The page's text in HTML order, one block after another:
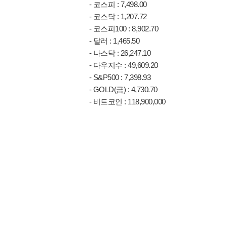
- 코스피 : 7,498.00
- 코스닥 : 1,207.72
- 코스피100 : 8,902.70
- 달러 : 1,465.50
- 나스닥 : 26,247.10
- 다우지수 : 49,609.20
- S&P500 : 7,398.93
- GOLD(금) : 4,730.70
- 비트코인 : 118,900,000